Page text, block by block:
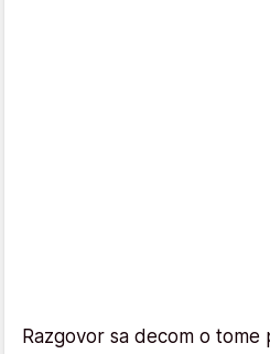
Razgovor sa decom o